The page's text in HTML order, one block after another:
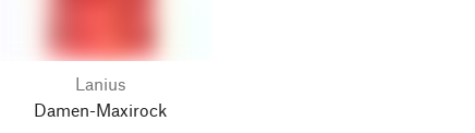
Lanius
Damen-Maxirock